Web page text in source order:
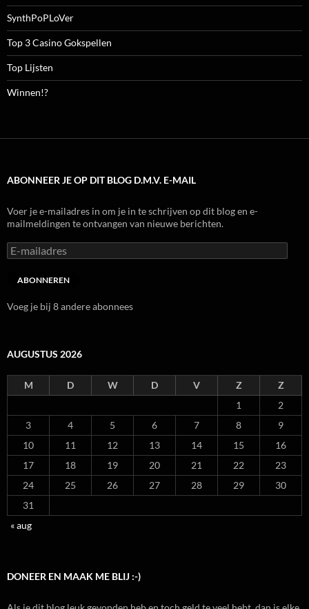
SynthPoPLoVer
Top 3 Casino Gokspellen
Top Lijsten
Winnen!?
ABONNEER JE OP DIT BLOG D.M.V. E-MAIL
Voer je e-mailadres in om je in te schrijven op dit blog en e-
mailmeldingen te ontvangen van nieuwe berichten.
E-
mailadres
ABONNEREN
Voeg je bij 8 andere abonnees
AUGUSTUS 2026
M D W D V Z
Z
1
2
3
4 5 6 7 8
9
10
11 12 13 14 15
16
17
18 19 20 21 22
23
24
25 26 27 28 29
30
31
« aug
DONEER EN MAAK ME BLIJ :-)